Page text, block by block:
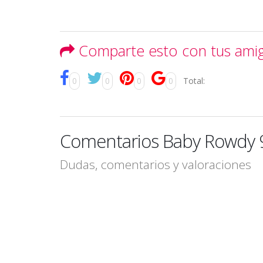
Comparte esto con tus
0 0 0 0 Total:
Comentarios Baby Rowdy
Dudas, comentarios y valoraciones